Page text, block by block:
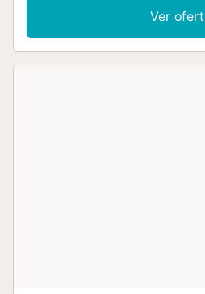
alta velocidad (apto para
acondicionado, ventilador y
casa rural dispone de una zona
Ver